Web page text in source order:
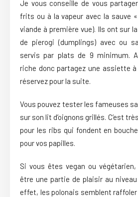
Je vous conseille de vous
frits ou à la vapeur avec la sauve «
viande à première vue). Ils ont sur
de pierogi (dumplings) avec ou
servis par plats de 9 minimum.
riche donc partagez une assiette
réservez pour la suite.
Vous pouvez tester les fameuses
sur son lit d’oignons grillés. C’est
pour les ribs qui fondent en
pour vos papilles.
Si vous êtes vegan ou
être une partie de plaisir au
effet, les polonais semblent raffoler